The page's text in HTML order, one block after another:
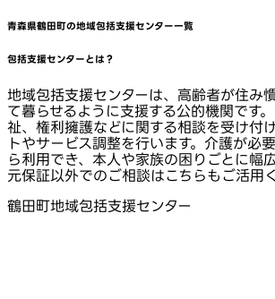
青森県鶴田町の地域包括支援センター一覧
包括支援センターとは？
地域包括支援センターは、高齢者が住み
て暮らせるように支援する公的機関です
祉、権利擁護などに関する相談を受け付
トやサービス調整を行います。介護が必
ら利用でき、本人や家族の困りごとに幅
元保証以外でのご相談はこちらもご活用
鶴田町地域包括支援センター